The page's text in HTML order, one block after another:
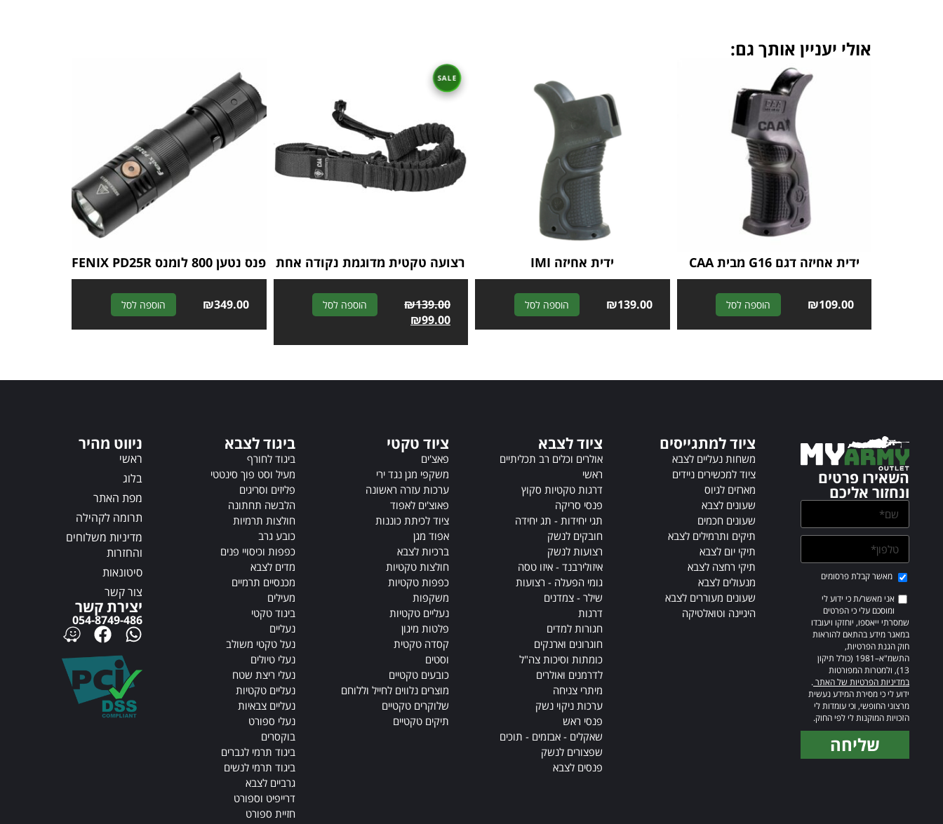
אולי יעניין אותך גם:
ידית אחיזה דגם G16 מבית CAA
₪109.00 הוספה לסל
l
t
n
v
e
:
ידית אחיזה IMI
₪139.00 הוספה לסל
t
n
e
רצועה טקטית מדוגמת נקודה אחת
₪139.00
₪99.00
הוספה לסל
l
e
n
פנס נטען 800 לומנס FENIX PD25R
₪349.00 הוספה לסל
t
n
v
השאירו פרטים
ונחזור אליכם
מאשר קבלת פרסומים
אני מאשר/ת כי ידוע לי
ומוסכם עלי כי הפרטים
שמסרתי ייאספו, יוחזקו ויעובדו
במאגר מידע בהתאם להוראות
חוק הגנת הפרטיות,
התשמ"א–1981 (כולל תיקון
13), ולמטרות המפורטות
במדיניות הפרטיות של האתר.
ידוע לי כי מסירת המידע נעשית
מרצוני החופשי, וכי עומדות לי
הזכויות המוקנות לי לפי החוק.
שליחה
ציוד למתגייסים
משחות נעליים לצבא
ציוד למכשירים ניידים
מארזים לגיוס
שעונים לצבא
שעונים חכמים
תיקים ותרמילים לצבא
תיקי יום לצבא
תיקי רחצה לצבא
מנעולים לצבא
שעונים מעוררים לצבא
היגיינה וטואלטיקה
ציוד לצבא
אולרים וכלים רב תכליתיים
ראשי
דרגות טקטיות סקוץ
פנסי סריקה
תגי יחידות - תג יחידה
חובקים לנשק
רצועות לנשק
איזולירבנד - איזו טסה
גומי הפעלה - רצועות
שילר - צמדנים
דרגות
חגורות למדים
חוגרונים וארנקים
כומתות וסיכות צה"ל
לדרמנים ואולרים
מיתרי צניחה
ערכות ניקוי נשק
פנסי ראש
שאקלים - אבזמים - תוכים
שפצורים לנשק
פנסים לצבא
ציוד טקטי
פאצ'ים
משקפי מגן נגד ירי
ערכות עזרה ראשונה
פאוצ'ים לאפוד
ציוד לכיתת כוננות
אפוד מגן
ברכיות לצבא
חולצות טקטיות
כפפות טקטיות
משקפות
נעליים טקטיות
פלטות מיגון
קסדה טקטית
וסטים
כובעים טקטיים
מוצרים נלווים לחייל וללוחם
שלוקרים טקטיים
תיקים טקטיים
ביגוד לצבא
ביגוד לחורף
מעיל וסט פוך סינטטי
פליזים וסריגים
הלבשה תחתונה
חולצות תרמיות
כובע גרב
כפפות וכיסויי פנים
מדים לצבא
מכנסיים תרמיים
מעילים
ביגוד טקטי
נעליים
נעל טקטי משולב
נעלי טיולים
נעלי ריצת שטח
נעליים טקטיות
נעליים צבאיות
נעלי ספורט
בוקסרים
ביגוד תרמי לגברים
ביגוד תרמי לנשים
גרביים לצבא
דרייפיט וספורט
חזיית ספורט
ניווט מהיר
ראשי
בלוג
מפת האתר
תרומה לקהילה
מדיניות משלוחים
והחזרות
סיטונאות
צור קשר
יצירת קשר
054-8749-486